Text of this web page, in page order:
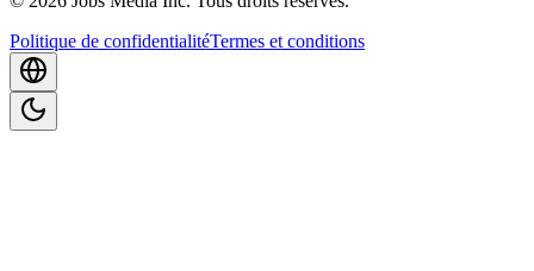
Politique de confidentialitéTermes et conditions